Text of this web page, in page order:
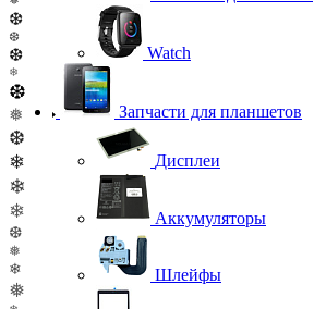
❆
❆
❆
❄
❆
❅
❆
❄
❄
❄
❆
❅
❄
❅
Watch
Запчасти для планшетов
Дисплеи
Аккумуляторы
Шлейфы